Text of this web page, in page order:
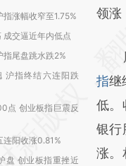
涨幅收窄至1.75%
成交逼近年内低点
指尾盘跳水跌2%
沪指终结六连阳跌
点 创业板指巨震反
连阳收涨0.81%
盘 创业板指重挫近
而成
财新
比对
领涨
周
指继
低。
银行
涨。